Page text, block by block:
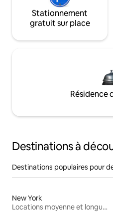
Stationnement
gratuit sur place
Résidence
Destinations à
Destinations populaires pour
New York
Locations moyenne et longue durée